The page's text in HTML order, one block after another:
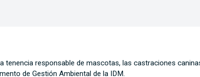
tenencia responsable de mascotas, las castraciones
de Gestión Ambiental de la IDM.